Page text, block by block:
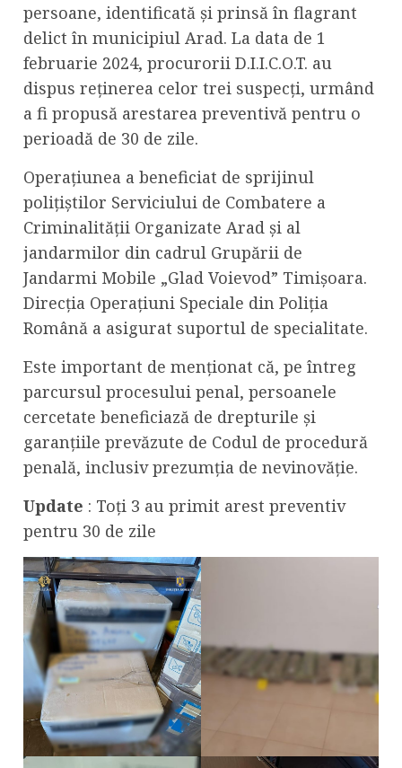
persoane, identificată și prinsă în flagrant
delict în municipiul Arad. La data de 1
februarie 2024, procurorii D.I.I.C.O.T. au
dispus reținerea celor trei suspecți, urmând
a fi propusă arestarea preventivă pentru o
perioadă de 30 de zile.
Operațiunea a beneficiat de sprijinul
polițiștilor Serviciului de Combatere a
Criminalității Organizate Arad și al
jandarmilor din cadrul Grupării de
Jandarmi Mobile „Glad Voievod” Timișoara.
Direcţia Operaţiuni Speciale din Poliția
Română a asigurat suportul de specialitate.
Este important de menționat că, pe întreg
parcursul procesului penal, persoanele
cercetate beneficiază de drepturile și
garanțiile prevăzute de Codul de procedură
penală, inclusiv prezumția de nevinovăție.
Update : Toți 3 au primit arest preventiv
pentru 30 de zile